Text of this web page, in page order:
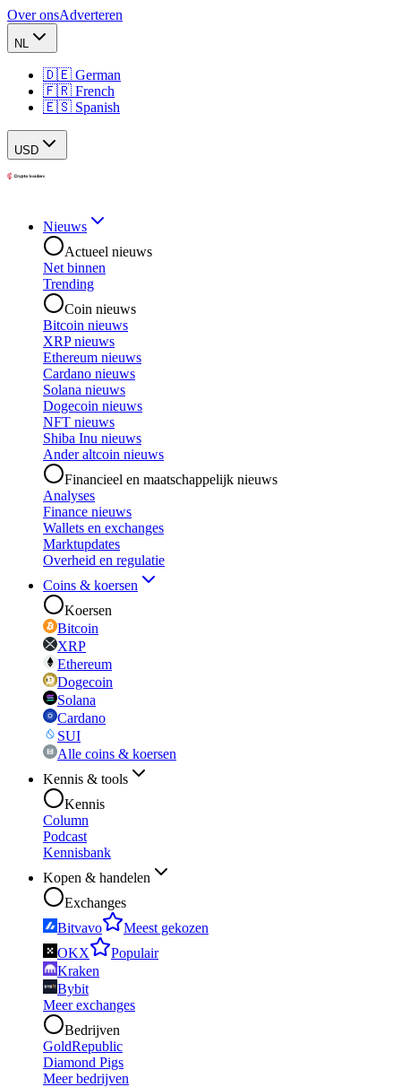
Over onsAdverteren
NL
🇩🇪 German
🇫🇷 French
🇪🇸 Spanish
USD
Nieuws
Actueel nieuws
Net binnen
Trending
Coin nieuws
Bitcoin nieuws
XRP nieuws
Ethereum nieuws
Cardano nieuws
Solana nieuws
Dogecoin nieuws
NFT nieuws
Shiba Inu nieuws
Ander altcoin nieuws
Financieel en maatschappelijk nieuws
Analyses
Finance nieuws
Wallets en exchanges
Marktupdates
Overheid en regulatie
Coins & koersen
Koersen
Bitcoin
XRP
Ethereum
Dogecoin
Solana
Cardano
SUI
Alle coins & koersen
Kennis & tools
Kennis
Column
Podcast
Kennisbank
Kopen & handelen
Exchanges
Bitvavo
Meest gekozen
OKX
Populair
Kraken
Bybit
Meer exchanges
Bedrijven
GoldRepublic
Diamond Pigs
Meer bedrijven